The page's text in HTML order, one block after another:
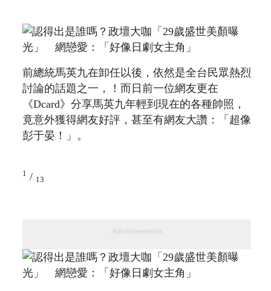
前總統馬英九在卸任以後，依然是全台民眾熱烈
討論的話題之一，！而日前一位網友更在
《Dcard》分享馬英九年輕到現在的各種帥照，
竟意外獲得網友好評，甚至有網友大讚：「超像
彭于晏！」。
1 / 13
Advertisements